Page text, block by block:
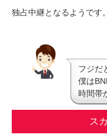
独占中継となるようです。
フジだ
僕は
時間帯
ス